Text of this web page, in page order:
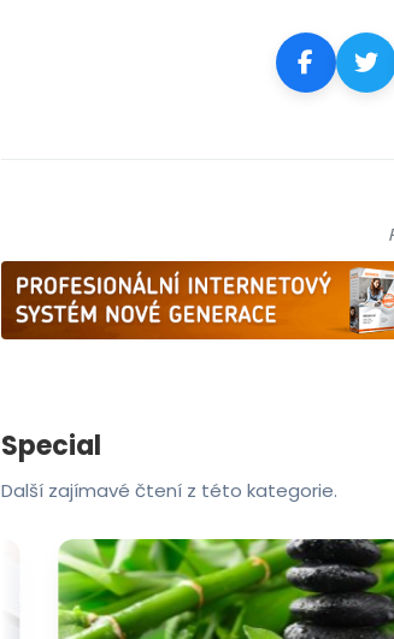
Special
Další zajímavé čtení z této kategorie.